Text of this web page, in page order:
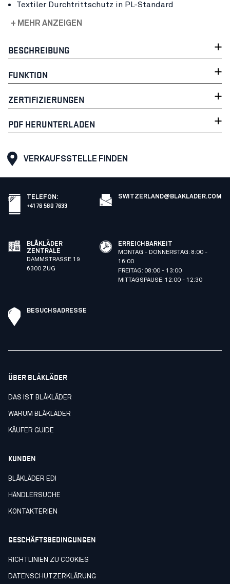
Textiler Durchtrittschutz in PL-Standard
+ MEHR ANZEIGEN
BESCHREIBUNG
FUNKTION
ZERTIFIZIERUNGEN
PDF HERUNTERLADEN
VERKAUFSSTELLE FINDEN
TELEFON :
+41 76 580 7633
SWITZERLAND@BLAKLADER.COM
BLÅKLÄDER
ZENTRALE
DAMMSTRASSE 19
6300 ZUG
ERREICHBARKEIT
MONTAG - DONNERSTAG: 8:00 -
16:00
FREITAG: 08:00 - 13:00
MITTAGSPAUSE: 12:00 - 12:30
BESUCHSADRESSE
ÜBER BLÅKLÄDER
DAS IST BLÅKLÄDER
WARUM BLÅKLÄDER
KÄUFER GUIDE
KUNDEN
BLÅKLÄDER EDI
HÄNDLERSUCHE
KONTAKTERIEN
GESCHÄFTSBEDINGUNGEN
RICHTLINIEN ZU COOKIES
DATENSCHUTZERKLÄRUNG